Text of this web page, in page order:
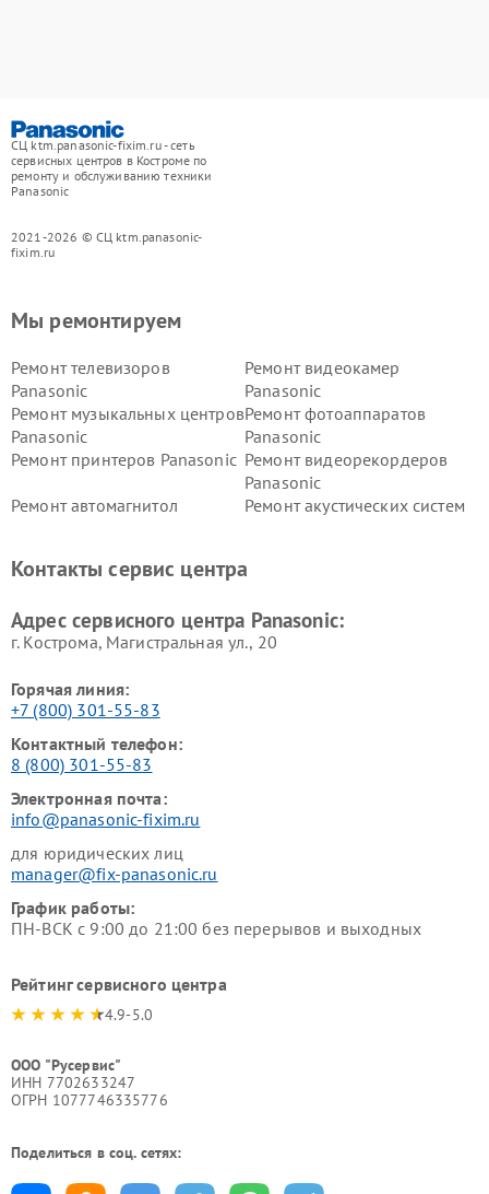
СЦ ktm.panasonic-fixim.ru - сеть
сервисных центров в Костроме по
ремонту и обслуживанию техники
Panasonic
2021-2026 © СЦ ktm.panasonic-
fixim.ru
Мы ремонтируем
Ремонт телевизоров
Panasonic
Ремонт видеокамер
Panasonic
Ремонт музыкальных центров
Panasonic
Ремонт фотоаппаратов
Panasonic
Ремонт принтеров Panasonic Ремонт видеорекордеров
Panasonic
Ремонт автомагнитол
Ремонт акустических систем
панелей Panasonic
Контакты сервис центра
Адрес сервисного центра Panasonic:
г. Кострома, Магистральная ул., 20
Горячая линия:
+7 (800) 301-55-83
Контактный телефон:
8 (800) 301-55-83
Электронная почта:
info@panasonic-fixim.ru
для юридических лиц
manager@fix-panasonic.ru
График работы:
ПН-ВСК с 9:00 до 21:00 без перерывов и выходных
Рейтинг сервисного центра
4.9-5.0
ООО "Русервис"
ИНН 7702633247
ОГРН 1077746335776
Поделиться в соц. сетях: